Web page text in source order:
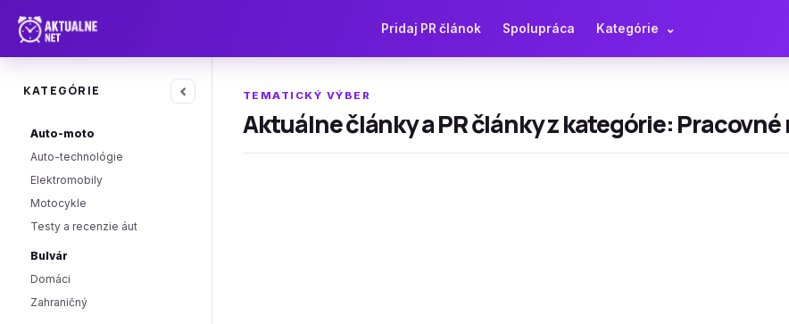
Pridaj PR článok Spolupráca Kategórie ⌄
KATEGÓRIE ‹
Auto-moto
Auto-technológie
Elektromobily
Motocykle
Testy a recenzie áut
Bulvár
Domáci
Zahraničný
TEMATICKÝ VÝBER
Aktuálne články a PR články z kategórie: Pracovné